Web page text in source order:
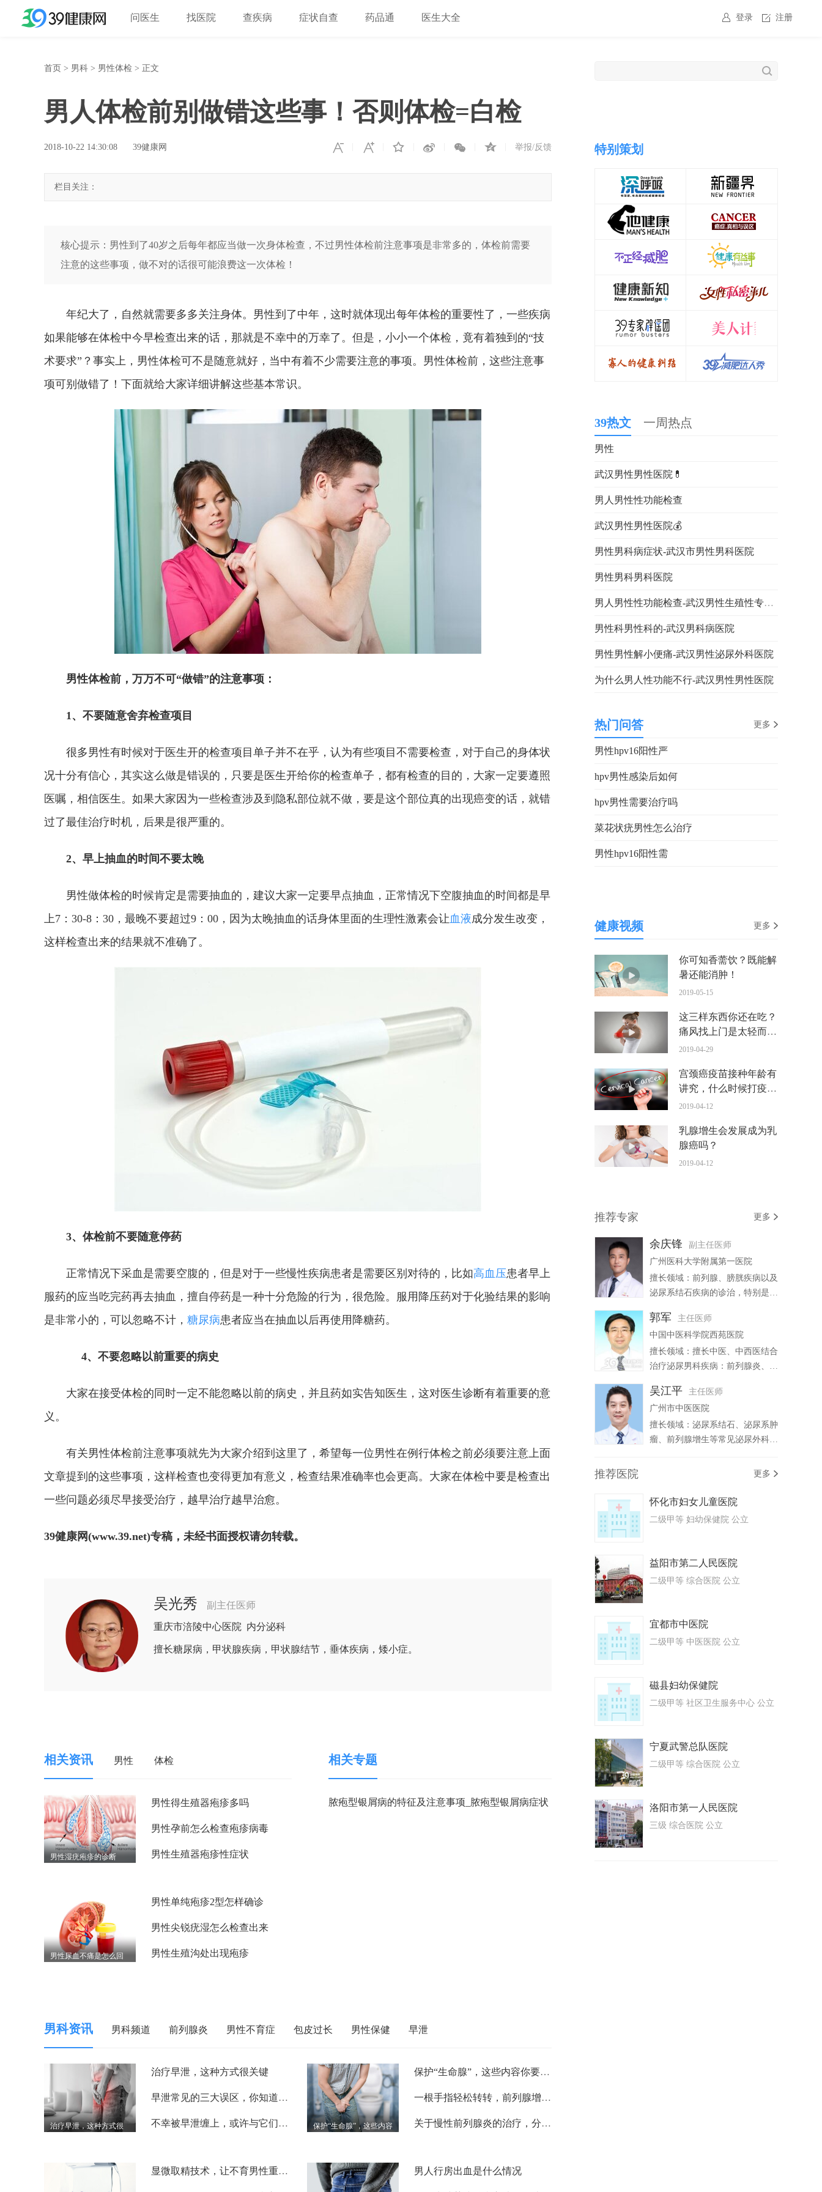
登录 注册
问医生 找医院 查疾病 症状自查 药品通 医生大全
首页 > 男科 > 男性体检 > 正文
男人体检前别做错这些事！否则体检=白检
举报/反馈
2018-10-22 14:30:08 39健康网
栏目关注：
核心提示：男性到了40岁之后每年都应当做一次身体检查，不过男性体检前注意事项是非常多的，体检前需要
注意的这些事项，做不对的话很可能浪费这一次体检！
年纪大了，自然就需要多多关注身体。男性到了中年，这时就体现出每年体检的重要性了，一些疾病
如果能够在体检中今早检查出来的话，那就是不幸中的万幸了。但是，小小一个体检，竟有着独到的“技
术要求”？事实上，男性体检可不是随意就好，当中有着不少需要注意的事项。男性体检前，这些注意事
项可别做错了！下面就给大家详细讲解这些基本常识。
男性体检前，万万不可“做错”的注意事项：
1、不要随意舍弃检查项目
很多男性有时候对于医生开的检查项目单子并不在乎，认为有些项目不需要检查，对于自己的身体状
况十分有信心，其实这么做是错误的，只要是医生开给你的检查单子，都有检查的目的，大家一定要遵照
医嘱，相信医生。如果大家因为一些检查涉及到隐私部位就不做，要是这个部位真的出现癌变的话，就错
过了最佳治疗时机，后果是很严重的。
2、早上抽血的时间不要太晚
男性做体检的时候肯定是需要抽血的，建议大家一定要早点抽血，正常情况下空腹抽血的时间都是早
上7：30-8：30，最晚不要超过9：00，因为太晚抽血的话身体里面的生理性激素会让血液成分发生改变，
这样检查出来的结果就不准确了。
3、体检前不要随意停药
正常情况下采血是需要空腹的，但是对于一些慢性疾病患者是需要区别对待的，比如高血压患者早上
服药的应当吃完药再去抽血，擅自停药是一种十分危险的行为，很危险。服用降压药对于化验结果的影响
是非常小的，可以忽略不计， 糖尿病患者应当在抽血以后再使用降糖药。
4、不要忽略以前重要的病史
大家在接受体检的同时一定不能忽略以前的病史，并且药如实告知医生，这对医生诊断有着重要的意
义。
有关男性体检前注意事项就先为大家介绍到这里了，希望每一位男性在例行体检之前必须要注意上面
文章提到的这些事项，这样检查也变得更加有意义，检查结果准确率也会更高。大家在体检中要是检查出
一些问题必须尽早接受治疗，越早治疗越早治愈。
39健康网(www.39.net)专稿，未经书面授权请勿转载。
吴光秀 副主任医师
重庆市涪陵中心医院 内分泌科
擅长糖尿病，甲状腺疾病，甲状腺结节，垂体疾病，矮小症。
相关资讯 男性 体检
男性湿疣疱疹的诊断
男性得生殖器疱疹多吗
男性孕前怎么检查疱疹病毒
男性生殖器疱疹性症状
男性尿血不痛是怎么回
男性单纯疱疹2型怎样确诊
男性尖锐疣湿怎么检查出来
男性生殖沟处出现疱疹
相关专题
脓疱型银屑病的特征及注意事项_脓疱型银屑病症状
男科资讯 男科频道 前列腺炎 男性不育症 包皮过长 男性保健 早泄
治疗早泄，这种方式很
治疗早泄，这种方式很关键
早泄常见的三大误区，你知道吗？
不幸被早泄缠上，或许与它们有关
保护“生命腺”，这些内容
保护“生命腺”，这些内容你要知道！
一根手指轻松转转，前列腺增生无所遁形？
关于慢性前列腺炎的治疗，分型而治很重要
显微取精技术，让不育男性重获“生”机 男人行房出血是什么情况
特别策划
39热文 一周热点
男性
武汉男性男性医院💊
男人男性性功能检查
武汉男性男性医院💰
男性男科病症状-武汉市男性男科医院
男性男科男科医院
男人男性性功能检查-武汉男性生殖性专科医院
男性科男性科的-武汉男科病医院
男性男性解小便痛-武汉男性泌尿外科医院
为什么男人性功能不行-武汉男性男性医院
热门问答 更多
男性hpv16阳性严
hpv男性感染后如何
hpv男性需要治疗吗
菜花状疣男性怎么治疗
男性hpv16阳性需
健康视频 更多
你可知香薷饮？既能解
暑还能消肿！
2019-05-15
这三样东西你还在吃？
痛风找上门是太轻而易
举
2019-04-29
宫颈癌疫苗接种年龄有
讲究，什么时候打疫苗
才有预防作用？
2019-04-12
乳腺增生会发展成为乳
腺癌吗？
2019-04-12
推荐专家 更多
余庆锋
副主任医师
广州医科大学附属第一医院
擅长领域：前列腺、膀胱疾病以及
泌尿系结石疾病的诊治，特别是排
断、微创治疗及全程管理。
郭军
主任医师
中国中医科学院西苑医院
擅长领域：擅长中医、中西医结合
治疗泌尿男科疾病：前列腺炎、前
(少弱精子症、精液不液化等)，阳
痿、早泄、射精障碍、支原体和衣
原体淋菌性尿道炎、血精、附睾
炎、泌尿生殖系肿瘤、精索静脉曲
病的心理咨询与指导、男科疑难疾
吴江平
主任医师
广州市中医医院
擅长领域：泌尿系结石、泌尿系肿
瘤、前列腺增生等常见泌尿外科手
推荐医院 更多
怀化市妇女儿童医院
二级甲等 妇幼保健院 公立
益阳市第二人民医院
二级甲等 综合医院 公立
宜都市中医院
二级甲等 中医医院 公立
磁县妇幼保健院
二级甲等 社区卫生服务中心 公立
宁夏武警总队医院
二级甲等 综合医院 公立
洛阳市第一人民医院
三级 综合医院 公立